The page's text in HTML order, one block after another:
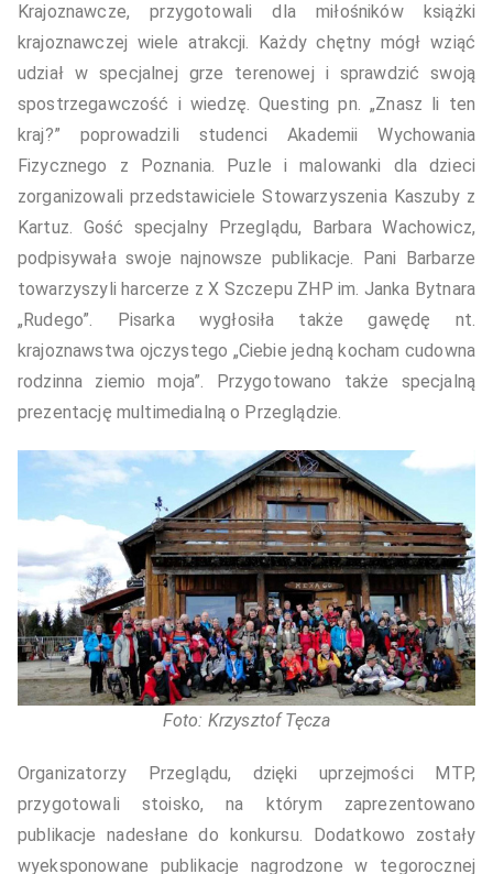
Krajoznawcze, przygotowali dla miłośników książki
krajoznawczej wiele atrakcji. Każdy chętny mógł wziąć
udział w specjalnej grze terenowej i sprawdzić swoją
spostrzegawczość i wiedzę. Questing pn. „Znasz li ten
kraj?” poprowadzili studenci Akademii Wychowania
Fizycznego z Poznania. Puzle i malowanki dla dzieci
zorganizowali przedstawiciele Stowarzyszenia Kaszuby z
Kartuz. Gość specjalny Przeglądu, Barbara Wachowicz,
podpisywała swoje najnowsze publikacje. Pani Barbarze
towarzyszyli harcerze z X Szczepu ZHP im. Janka Bytnara
„Rudego”. Pisarka wygłosiła także gawędę nt.
krajoznawstwa ojczystego „Ciebie jedną kocham cudowna
rodzinna ziemio moja”. Przygotowano także specjalną
prezentację multimedialną o Przeglądzie.
Foto: Krzysztof Tęcza
Organizatorzy Przeglądu, dzięki uprzejmości MTP,
przygotowali stoisko, na którym zaprezentowano
publikacje nadesłane do konkursu. Dodatkowo zostały
wyeksponowane publikacje nagrodzone w tegorocznej